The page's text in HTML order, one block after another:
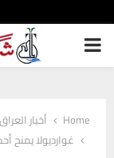
PRIMARY
Home
أخبار العراق
غوارديولا يمنح